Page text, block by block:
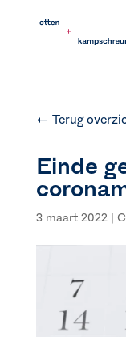
← Terug
Einde
3 maart 2022|